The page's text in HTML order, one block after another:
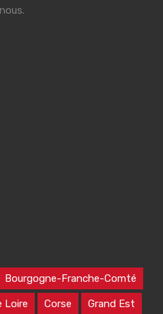
Bourgogne-Franche-Comté
Loire Corse Grand Est